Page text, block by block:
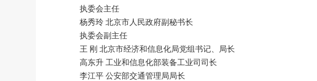
执委会主任
杨秀玲 北京市人民政府副秘书长
执委会副主任
王 刚 北京市经济和信息化局党组书记、局长
高东升 工业和信息化部装备工业司司长
李江平 公安部交通管理局局长